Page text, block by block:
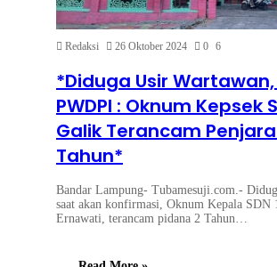
Redaksi 26 Oktober 2024 0 6
*Diduga Usir Wartawan,
PWDPI : Oknum Kepsek
Galik Terancam
Tahun*
Bandar Lampung- Tubamesuji.com.-
saat akan konfirmasi, Oknum Kepala SDN
Ernawati, terancam pidana 2 Tahun…